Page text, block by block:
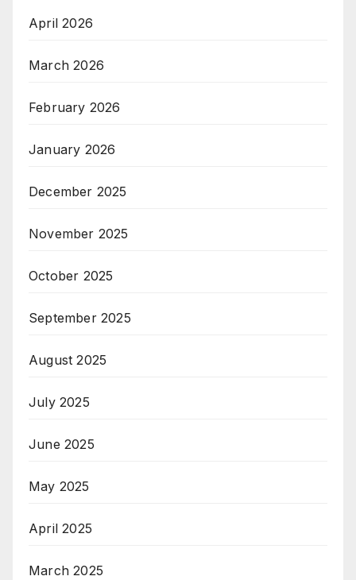
April 2026
March 2026
February 2026
January 2026
December 2025
November 2025
October 2025
September 2025
August 2025
July 2025
June 2025
May 2025
April 2025
March 2025